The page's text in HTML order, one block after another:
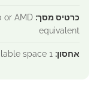
כרטיס מסך: or AMD
equivalent
אחסון: